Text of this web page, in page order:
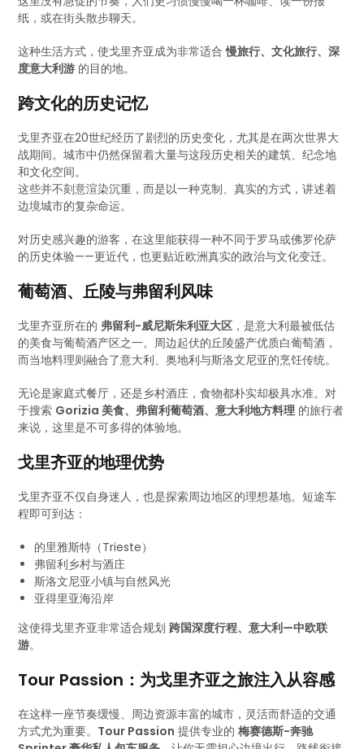
纸，或在街头散步聊天。
这种生活方式，使戈里齐亚成为非常适合慢旅行、文化旅行、深
度意大利游 的目的地。
跨文化的历史记忆
戈里齐亚在20世纪经历了剧烈的历史变化，尤其是在两次世界大
战期间。城市中仍然保留着大量与这段历史相关的建筑、纪念地
和文化空间。
这些并不刻意渲染沉重，而是以一种克制、真实的方式，讲述着
边境城市的复杂命运。
对历史感兴趣的游客，在这里能获得一种不同于罗马或佛罗伦萨
的历史体验——更近代，也更贴近欧洲真实的政治与文化变迁。
葡萄酒、丘陵与弗留利风味
戈里齐亚所在的弗留利-威尼斯朱利亚大区 ，是意大利最被低估
的美食与葡萄酒产区之一。周边起伏的丘陵盛产优质白葡萄酒，
而当地料理则融合了意大利、奥地利与斯洛文尼亚的烹饪传统。
无论是家庭式餐厅，还是乡村酒庄，食物都朴实却极具水准。对
于搜索 Gorizia 美食、弗留利葡萄酒、意大利地方料理 的旅行者
来说，这里是不可多得的体验地。
戈里齐亚的地理优势
戈里齐亚不仅自身迷人，也是探索周边地区的理想基地。短途车
程即可到达：
的里雅斯特（Trieste）
弗留利乡村与酒庄
斯洛文尼亚小镇与自然风光
亚得里亚海沿岸
这使得戈里齐亚非常适合规划跨国深度行程、意大利—中欧联
游。
Tour Passion：为戈里齐亚之旅注入从容感
在这样一座节奏缓慢、周边资源丰富的城市，灵活而舒适的交通
方式尤为重要。 Tour Passion 提供专业的梅赛德斯-奔驰